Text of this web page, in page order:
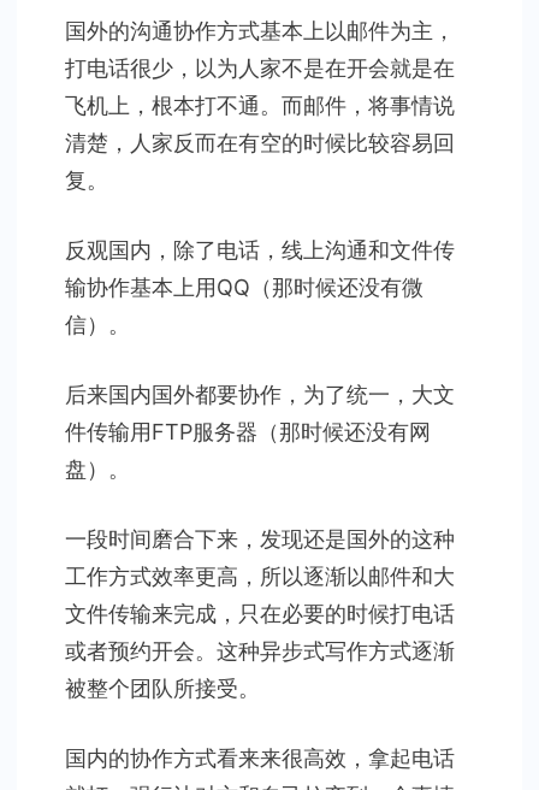
国外的沟通协作方式基本上以邮件为主，
打电话很少，以为人家不是在开会就是在
飞机上，根本打不通。而邮件，将事情说
清楚，人家反而在有空的时候比较容易回
复。
反观国内，除了电话，线上沟通和文件传
输协作基本上用QQ（那时候还没有微
信）。
后来国内国外都要协作，为了统一，大文
件传输用FTP服务器（那时候还没有网
盘）。
一段时间磨合下来，发现还是国外的这种
工作方式效率更高，所以逐渐以邮件和大
文件传输来完成，只在必要的时候打电话
或者预约开会。这种异步式写作方式逐渐
被整个团队所接受。
国内的协作方式看来来很高效，拿起电话